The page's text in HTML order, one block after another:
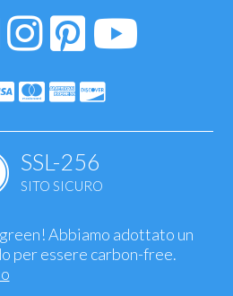
SSL-256
SITO SICURO
Abbiamo adottato un
per essere carbon-free.